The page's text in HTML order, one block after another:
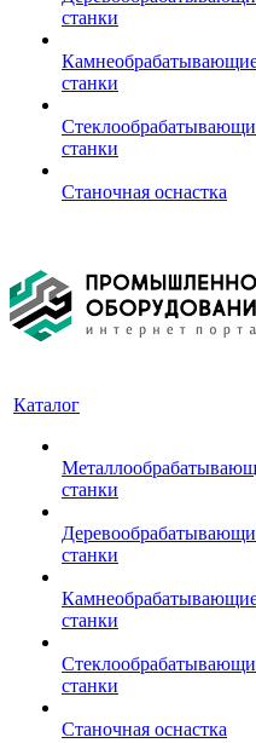
станки
станки
станки
Станочная оснастка
Каталог
станки
станки
станки
станки
Станочная оснастка